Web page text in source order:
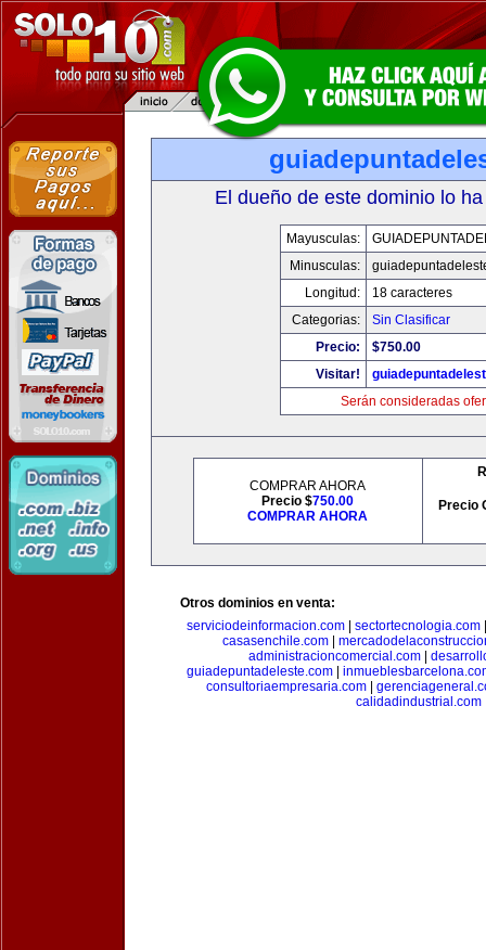
El dueño de este dominio lo
Mayusculas:
Minusculas:
Longitud:
18 caracteres
Categorias:
Sin Clasificar
Precio:
$750.00
Visitar!
Serán consideradas
COMPRAR AHORA
Precio $750.00
COMPRAR AHORA
Precio
Otros dominios en venta:
serviciodeinformacion.com
sectortecnologia.com
casasenchile.com|
administracioncomercial.com|
guiadepuntadeleste.com|
consultoriaempresaria.com
calidadindustrial.com